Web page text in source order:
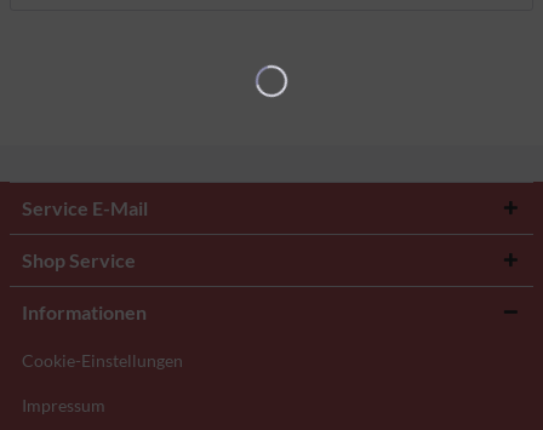
Service E-Mail
Shop Service
Informationen
Cookie-Einstellungen
Impressum